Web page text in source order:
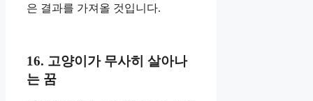
은 결과를 가져올 것입니다.
16. 고양이가 무사히 살아나
는 꿈